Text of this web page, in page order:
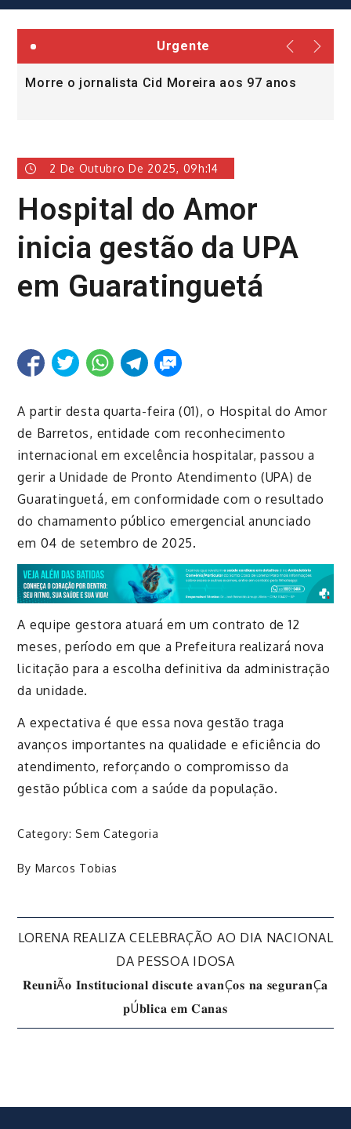
Urgente
Morre o jornalista Cid Moreira aos 97 anos
2 De Outubro De 2025, 09h:14
Hospital do Amor
inicia gestão da UPA
em Guaratinguetá
A partir desta quarta-feira (01), o Hospital do Amor
de Barretos, entidade com reconhecimento
internacional em excelência hospitalar, passou a
gerir a Unidade de Pronto Atendimento (UPA) de
Guaratinguetá, em conformidade com o resultado
do chamamento público emergencial anunciado
em 04 de setembro de 2025.
A equipe gestora atuará em um contrato de 12
meses, período em que a Prefeitura realizará nova
licitação para a escolha definitiva da administração
da unidade.
A expectativa é que essa nova gestão traga
avanços importantes na qualidade e eficiência do
atendimento, reforçando o compromisso da
gestão pública com a saúde da população.
Category: Sem Categoria
By Marcos Tobias
Navegação
de
Post
LORENA REALIZA CELEBRAÇÃO AO DIA NACIONAL
DA PESSOA IDOSA
𝐑𝐞𝐮𝐧𝐢Ã𝐨 𝐈𝐧𝐬𝐭𝐢𝐭𝐮𝐜𝐢𝐨𝐧𝐚𝐥 𝐝𝐢𝐬𝐜𝐮𝐭𝐞 𝐚𝐯𝐚𝐧Ç𝐨𝐬 𝐧𝐚 𝐬𝐞𝐠𝐮𝐫𝐚𝐧Ç𝐚
𝐩Ú𝐛𝐥𝐢𝐜𝐚 𝐞𝐦 𝐂𝐚𝐧𝐚𝐬